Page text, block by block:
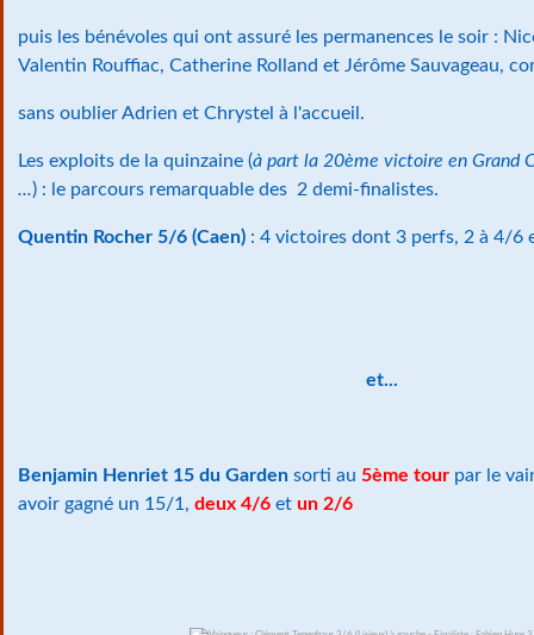
puis les bénévoles qui ont assuré les permanences le soir :
Valentin Rouffiac, Catherine Rolland et Jérôme Sauvageau,
sans oublier Adrien et Chrystel à l'accueil.
Les exploits de la quinzaine (à part la 20ème victoire en Grand
...) : le parcours remarquable des 2 demi-finalistes.
Quentin Rocher 5/6 (Caen) : 4 victoires dont 3 perfs, 2 à 4/6
et...
Benjamin Henriet 15 du Garden sorti au 5ème tour par le
avoir gagné un 15/1, deux 4/6 et un 2/6